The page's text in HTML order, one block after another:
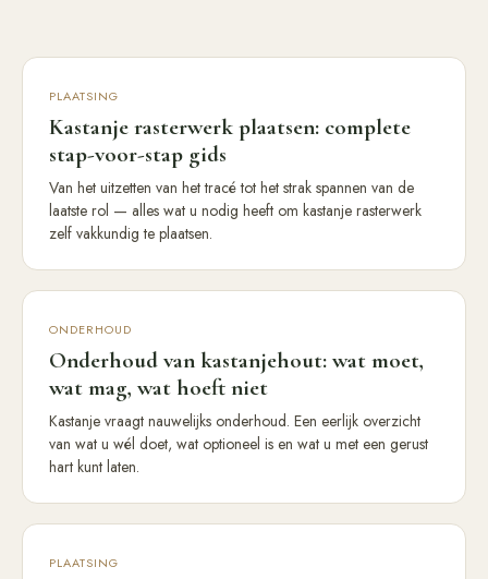
PLAATSING
Kastanje rasterwerk plaatsen: complete
stap-voor-stap gids
Van het uitzetten van het tracé tot het strak spannen van de
laatste rol — alles wat u nodig heeft om kastanje rasterwerk
zelf vakkundig te plaatsen.
ONDERHOUD
Onderhoud van kastanjehout: wat moet,
wat mag, wat hoeft niet
Kastanje vraagt nauwelijks onderhoud. Een eerlijk overzicht
van wat u wél doet, wat optioneel is en wat u met een gerust
hart kunt laten.
PLAATSING